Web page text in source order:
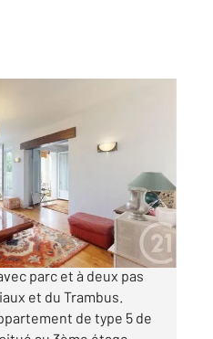
vendre
€
copropriété sécurisée,
parc et à deux pas
et du Trambus.
de type 5 de